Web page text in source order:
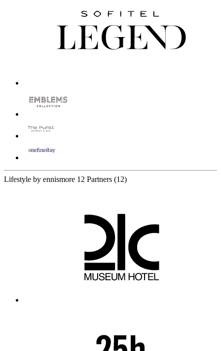
Lifestyle by ennismore 12 Partners (12)